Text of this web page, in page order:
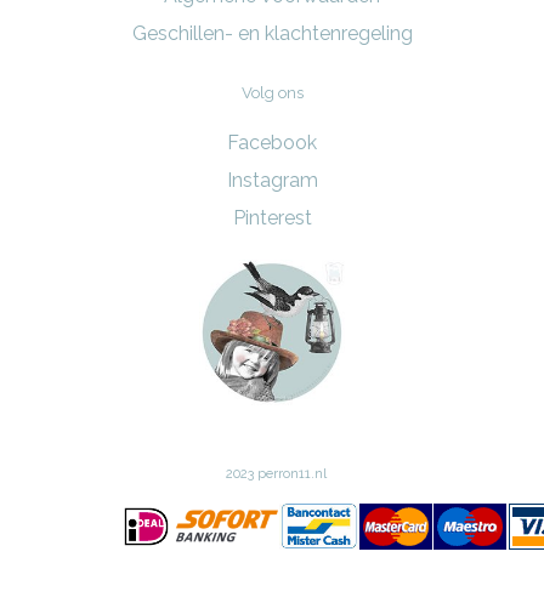
Geschillen- en klachtenregeling
Volg ons
Facebook
Instagram
Pinterest
2023 perron11.nl